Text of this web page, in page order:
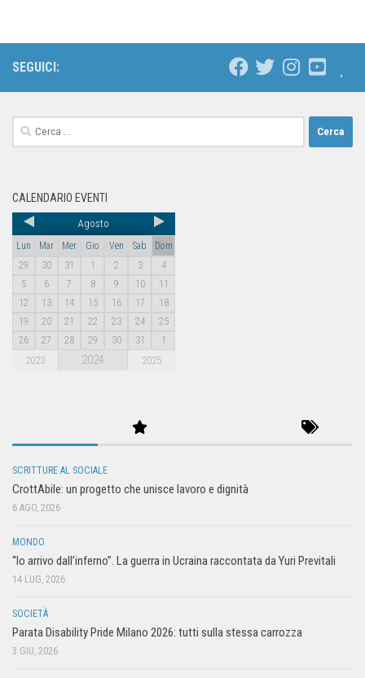
SEGUICI:
CALENDARIO EVENTI
Agosto
Lun Mar Mer Gio Ven Sab
Dom
29
30 31 1 2 3
4
5
6 7 8 9 10
11
12
13 14 15 16 17
18
19
20 21 22 23 24
25
26
27 28 29 30 31 1
2023 2024 2025
SCRITTURE AL SOCIALE
CrottAbile: un progetto che unisce lavoro e dignità
6 AGO, 2026
MONDO
“Io arrivo dall’inferno”. La guerra in Ucraina raccontata da Yuri Previtali
14 LUG, 2026
SOCIETÀ
Parata Disability Pride Milano 2026: tutti sulla stessa carrozza
3 GIU, 2026